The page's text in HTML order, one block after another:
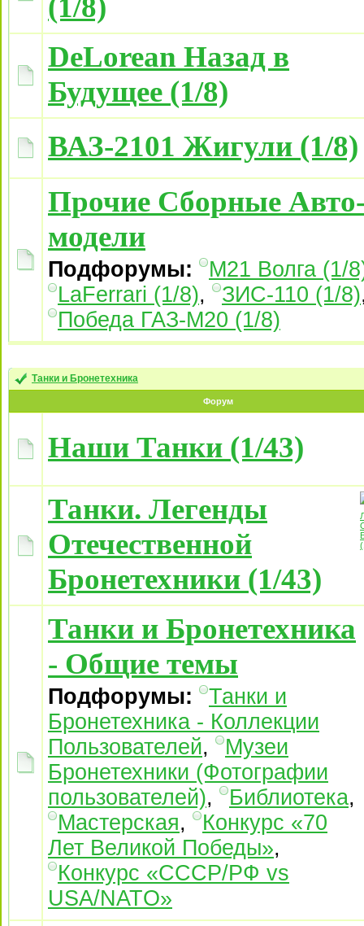
(1/8)
DeLorean Назад в
Будущее (1/8)
ВАЗ-2101 Жигули (1/8)
Прочие Сборные
модели
Подфорумы:
М21 Волга (1/
LaFerrari (1/8), ЗИС-110 (1/8)
Победа ГАЗ-М20 (1/8)
Танки и Бронетехника
Форум
Наши Танки (1/43)
Танки. Легенды
Отечественной
Бронетехники (1/43)
Танки и Бронетехника
- Общие темы
Подфорумы:
Танки и
Бронетехника - Коллекции
Пользователей,
Музеи
Бронетехники (Фотографии
пользователей), Библиотека,
Мастерская,
Конкурс «70
Лет Великой Победы»,
Конкурс «СССР/РФ vs
USA/NATO»